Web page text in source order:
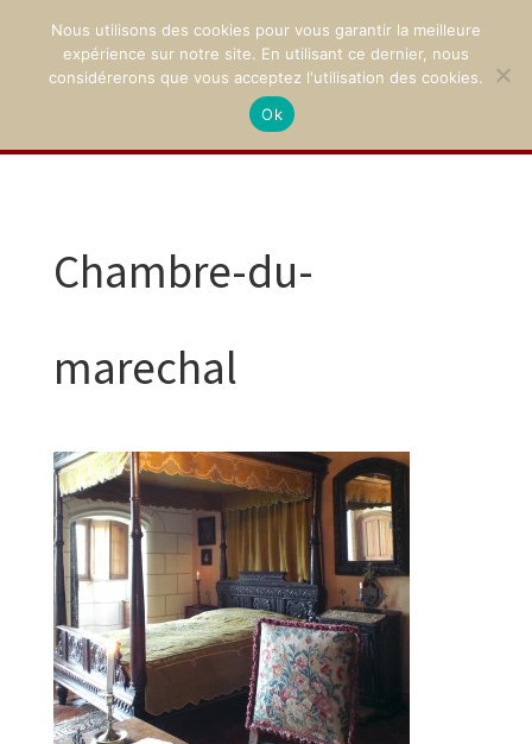
02 47 94 21 15
Chambre-du-
marechal
Nous utilisons des cookies pour vous garantir la meilleure
expérience sur notre site. En utilisant ce dernier, nous
considérerons que vous acceptez l'utilisation des cookies.
Ok